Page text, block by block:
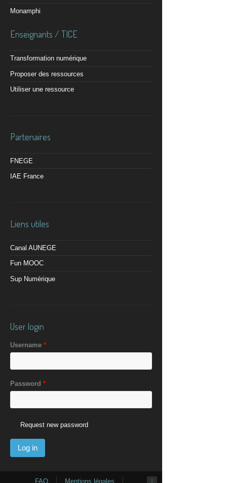
Monamphi
Enseignants / TICE
Transformation numérique
Proposer des ressources
Utiliser une ressource
Partenaires
FNEGE
IAE France
Liens utiles
Canal AUNEGE
Fun MOOC
Sup Numérique
User login
Username *
Password *
Request new password
↑
FAQ Mentions légales